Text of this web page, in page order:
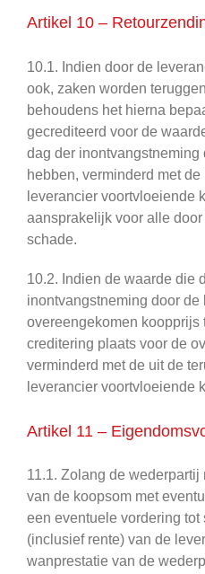
Artikel 10 –
10.1. Indien door de
ook, zaken worden
behoudens het hierna
gecrediteerd voor de
dag der inontvangstneming
hebben, verminderd met
leverancier voortvloeiende
aansprakelijk voor alle
schade.
10.2. Indien de waarde die
inontvangstneming door
overeengekomen koopprijs
creditering plaats voor de
verminderd met de uit de
leverancier voortvloeiende
Artikel 11 –
11.1. Zolang de
van de koopsom met
een eventuele vordering
(inclusief rente) van de
wanprestatie van de